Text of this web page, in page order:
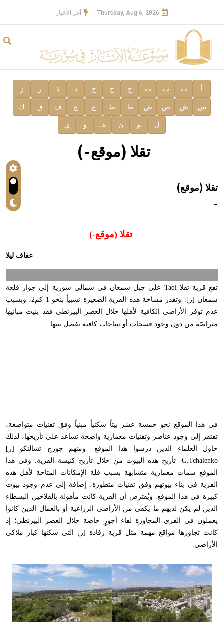
Thursday, Aug 6, 2026 آخر الأخبار
أ ب ت ث ج ح خ د ذ ر ز
س ش ص ض ط ظ ع غ ف ق ك
ل م ن هـ و ي
تقلا (موقع-)
تقلا (موقع)
-
تقلا (موقع-)
عفاف ليلا
تقع قرية تقلا Taql على جبل سمعان في شمالي سورية إلى جوار قلعة
سمعان [ر]. وتقدر مساحة هذه القرية الصغيرة نسبياً بنحو 1 كم2، وبسبب
عدم توفر الأراضي الكافية لأهلها خلال العصر البيزنطي فقد بنيت مبانيها
متراصّة من دون وجود فسحات أو ساحات كافية تفصل بينها.
في هذا الموقع نحو خمسة عشر بيتاً سكنياً مبنياً وفق تقنيات متواضعة،
تفتقر إلى وجود عناصر وتقنيات معمارية واضحة تساعد على تأريخها، لذلك
حاول العلماء الذين درسوا هذا الموقع- ومنهم جورج تشالنكو [ر]
G.Tchalenko- تأريخ هذه البيوت من خلال تأريخ كنيسة القرية. وفي هذا
الموقع سمات معمارية متشابهة بسبب قلة الإمكانات المتاحة لأهل هذه
القرية في بناء بيوتهم وفق تقنيات متطورة، إضافة إلى عدم وجود بيوت
كبيرة في هذا الموقع. ويُفترض أن القرية كانت مأهولة بالفلاحين البسطاء
الذين لم يكن لديهم ما يكفي من الأراضي الزراعية أو بالعمال الذين كانوا
يعملون في القرى المجاورة لقاء أجورٍ خاصة خلال العصر البيزنطي؛ إذ
كانت تجاورها مواقع مهمة مثل قرية رفادة [ر] التي سكنها كبار ملاكي
الأراضي.